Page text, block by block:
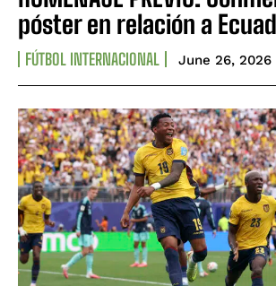
póster en relación a
FÚTBOL INTERNACIONAL June 26, 2026